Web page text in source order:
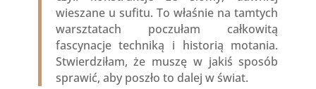
wieszane u sufitu. To właśnie na tamtych
warsztatach poczułam całkowitą
fascynacje techniką i historią motania.
Stwierdziłam, że muszę w jakiś sposób
sprawić, aby poszło to dalej w świat.